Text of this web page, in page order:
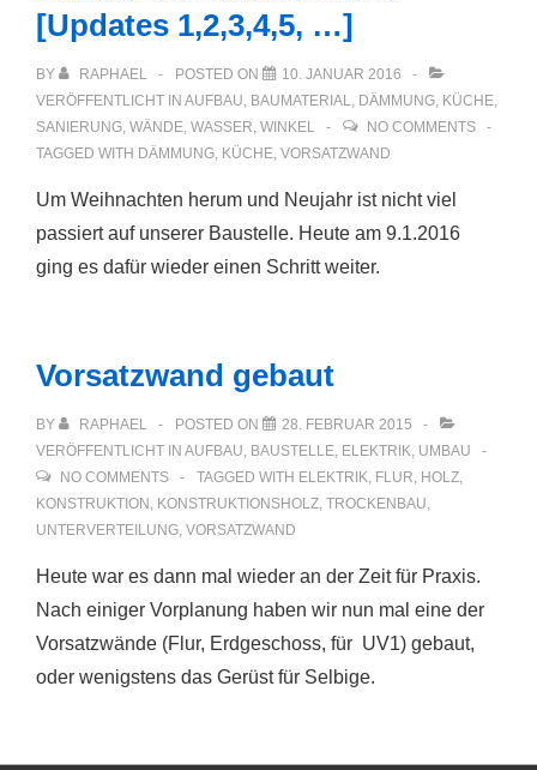
[Updates 1,2,3,4,5, …]
BY RAPHAEL POSTED ON
10. JANUAR 2016
VERÖFFENTLICHT IN AUFBAU, BAUMATERIAL, DÄMMUNG, KÜCHE,
SANIERUNG, WÄNDE, WASSER, WINKEL
NO COMMENTS
TAGGED WITH DÄMMUNG, KÜCHE, VORSATZWAND
Um Weihnachten herum und Neujahr ist nicht viel
passiert auf unserer Baustelle. Heute am 9.1.2016
ging es dafür wieder einen Schritt weiter.
Vorsatzwand gebaut
BY RAPHAEL POSTED ON
28. FEBRUAR 2015
VERÖFFENTLICHT IN AUFBAU, BAUSTELLE, ELEKTRIK, UMBAU
NO COMMENTS
TAGGED WITH ELEKTRIK, FLUR, HOLZ,
KONSTRUKTION , KONSTRUKTIONSHOLZ, TROCKENBAU,
UNTERVERTEILUNG, VORSATZWAND
Heute war es dann mal wieder an der Zeit für Praxis.
Nach einiger Vorplanung haben wir nun mal eine der
Vorsatzwände (Flur, Erdgeschoss, für UV1) gebaut,
oder wenigstens das Gerüst für Selbige.